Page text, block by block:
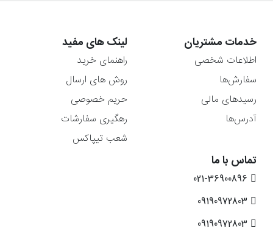
خدمات مشتریان
اطلاعات شخصی
سفارش‌ها
رسیدهای مالی
آدرس‌ها
لینک های مفید
راهنمای خرید
روش های ارسال
حریم خصوصی
رهگیری سفارشات
شعب تیپاکس
تماس با ما